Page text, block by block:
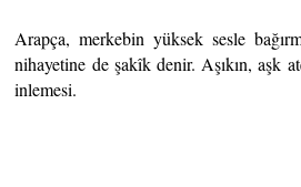
Arapça, merkebin yüksek sesle
nihayetine de şakîk denir. Aşıkın, aşk
inlemesi.